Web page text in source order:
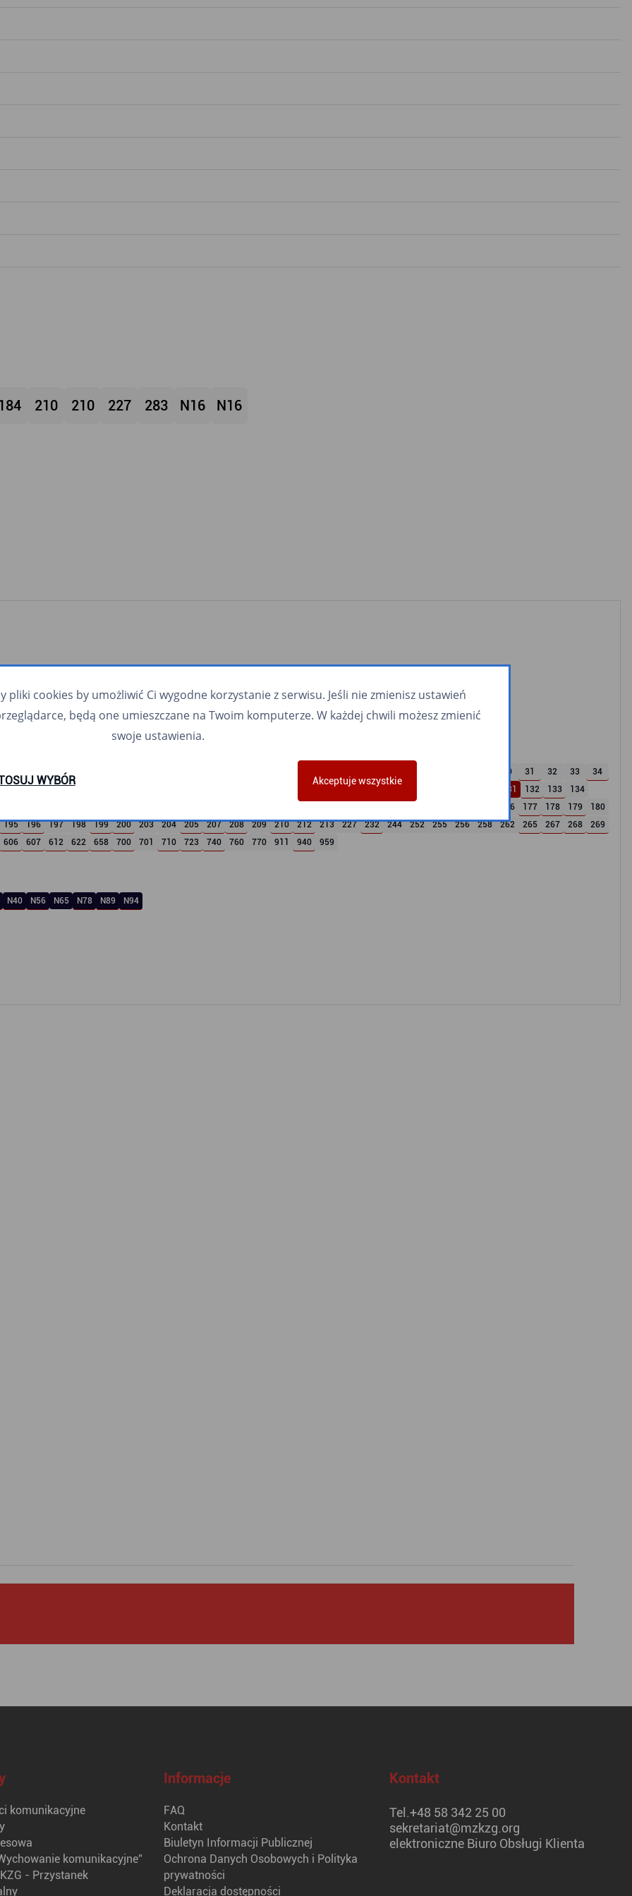
30 31 32 33
34
122 123 124 131 132 133
134
176 177 178 179
180
195 196 197 198 199 200 203 204 205 207 208 209 210 212 213 227 232 244 252 255 256 258 262 265 267 268
269
606 607 612 622 658 700 701 710 723 740 760 770 911 940 959
N40 N56 N65 N78 N89 N94
184 210 210 227 283 N16 N16
komunikacyjne
komunikacyjne”
- Przystanek
Informacje
FAQ
Kontakt
Biuletyn Informacji Publicznej
Ochrona Danych Osobowych i Polityka
prywatności
Deklaracja dostępności
Kontakt
Tel.+48 58 342 25 00
sekretariat@mzkzg.org
elektroniczne Biuro Obsługi Klienta
cookies by umożliwić Ci wygodne korzystanie z serwisu. Jeśli nie zmienisz ustawień
będą one umieszczane na Twoim komputerze. W każdej chwili możesz zmienić
swoje ustawienia.
WYBÓR Akceptuje wszystkie